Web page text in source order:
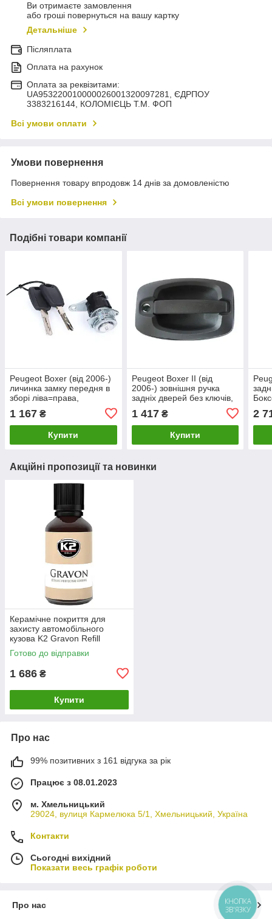
Ви отримаєте замовлення
або гроші повернуться на вашу картку
Детальніше
Післяплата
Оплата на рахунок
Оплата за реквізитами:
UA953220010000026001320097281, ЄДРПОУ
3383216144, КОЛОМIЄЦЬ Т.М. ФОП
Всі умови оплати
Умови повернення
Повернення товару впродовж 14 днів за домовленістю
Всі умови повернення
Подібні товари компанії
Peugeot Boxer (від 2006-)
личинка замку передня в
зборі ліва=права,
Боксер
1 167 ₴
Купити
Peugeot Boxer II (від
2006-) зовнішня ручка
задніх дверей без ключів,
1 417₴
Купити
2
Акційні пропозиції та новинки
Керамічне покриття для
захисту автомобільного
кузова K2 Gravon Refill
пляшка 50 мл (G031)
Готово до відправки
1 686 ₴
Купити
Про нас
99% позитивних з 161 відгука за рік
Працює з 08.01.2023
м. Хмельницький
29024, вулиця Кармелюка 5/1, Хмельницький, Україна
Контакти
Сьогодні вихідний
Показати весь графік роботи
Про нас
КНОПКА
ЗВ'ЯЗКУ